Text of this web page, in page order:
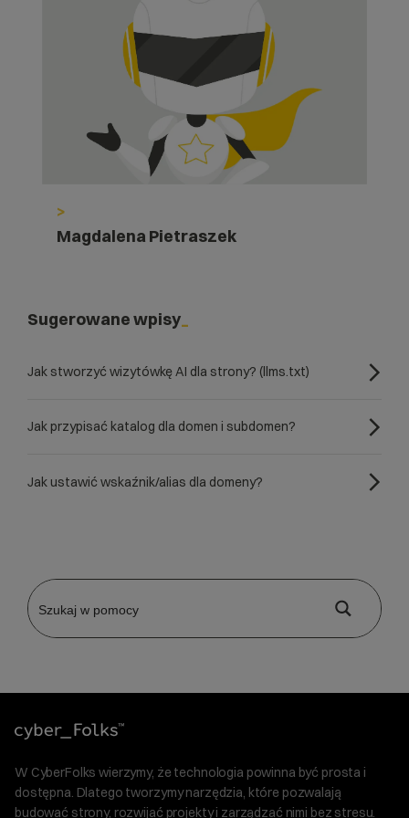
>
Magdalena Pietraszek
Sugerowane wpisy
Jak stworzyć wizytówkę AI dla strony? (llms.txt)
Jak przypisać katalog dla domen i subdomen?
Jak ustawić wskaźnik/alias dla domeny?
W CyberFolks wierzymy, że technologia powinna być prosta i
dostępna. Dlatego tworzymy narzędzia, które pozwalają
budować strony, rozwijać projekty i zarządzać nimi bez stresu.